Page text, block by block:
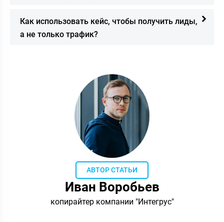
Как использовать кейс, чтобы получить лиды,
а не только трафик?
АВТОР СТАТЬИ
Иван Воробьев
копирайтер компании "Интегрус"